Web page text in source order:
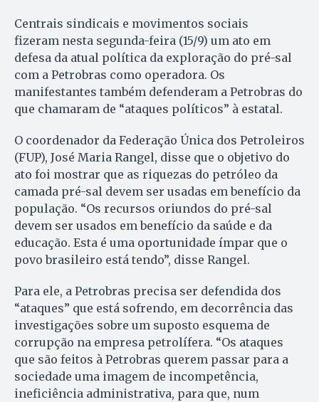
Centrais sindicais e movimentos sociais
fizeram nesta segunda-feira (15/9) um ato em
defesa da atual política da exploração do pré-sal
com a Petrobras como operadora. Os
manifestantes também defenderam a Petrobras do
que chamaram de “ataques políticos” à estatal.
O coordenador da Federação Única dos Petroleiros
(FUP), José Maria Rangel, disse que o objetivo do
ato foi mostrar que as riquezas do petróleo da
camada pré-sal devem ser usadas em benefício da
população. “Os recursos oriundos do pré-sal
devem ser usados em benefício da saúde e da
educação. Esta é uma oportunidade ímpar que o
povo brasileiro está tendo”, disse Rangel.
Para ele, a Petrobras precisa ser defendida dos
“ataques” que está sofrendo, em decorrência das
investigações sobre um suposto esquema de
corrupção na empresa petrolífera. “Os ataques
que são feitos à Petrobras querem passar para a
sociedade uma imagem de incompetência,
ineficiência administrativa, para que, num